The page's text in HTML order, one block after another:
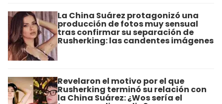
La China Suárez protagonizó una
producción de fotos muy sensual
tras confirmar su separación de
Rusherking: las candentes imágenes
Revelaron el motivo por el que
Rusherking terminó su relación con
la China Suárez: ¿Wos sería el